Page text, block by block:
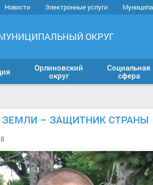
Новости Электронные услуги
ОКРУГ
Орлиновский
округ
Социальная
сфера
– ЗАЩИТНИК СТРАНЫ